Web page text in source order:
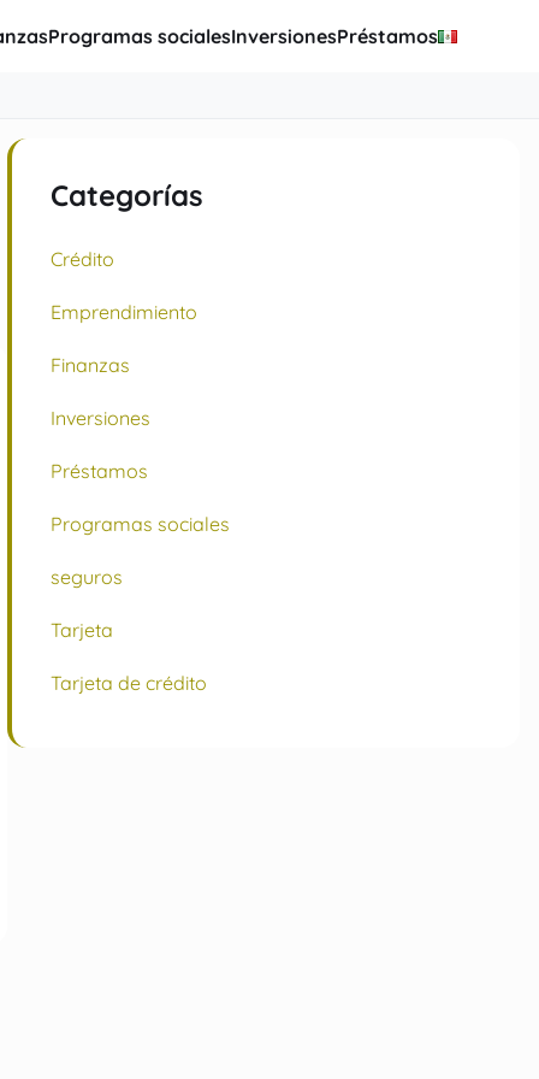
Programas socialesInversionesPréstamos
Categorías
Crédito
Emprendimiento
Finanzas
Inversiones
Préstamos
Programas sociales
seguros
Tarjeta
Tarjeta de crédito